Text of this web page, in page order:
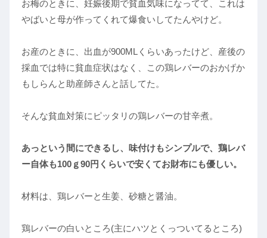
お梅のときに、妊娠後期で貧血気味になってて、これは
やばいと母が作ってくれて爆食いしてたんやけど。
お産のときに、出血が900MLくらいあったけど、産後の
採血では特に貧血症状はなく、この鶏レバーのおかげか
もしらんと助産師さんと話してた。
そんな貧血対策にピッタリの鶏レバーの甘辛煮。
あっという間にできるし、味付けもシンプルで、鶏レバ
ー自体も100ｇ90円くらいで安くてお財布にも優しい。
材料は、鶏レバーと生姜、砂糖と醤油。
鶏レバーの白いところ(主にハツとくっついてるところ)